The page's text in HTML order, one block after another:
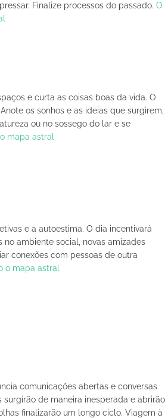
Finalize processos do passado. O
e curta as coisas boas da vida. O
os sonhos e as ideias que surgirem,
ou no sossego do lar e se
mapa astral
e a autoestima. O dia incentivará
ambiente social, novas amizades
conexões com pessoas de outra
o mapa astral
comunicações abertas e conversas
surgirão de maneira inesperada e abrirão
finalizarão um longo ciclo. Viagem à